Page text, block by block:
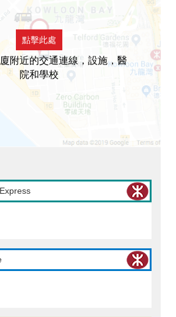
點擊此處
附近的交通連線，設施，醫
院和學校